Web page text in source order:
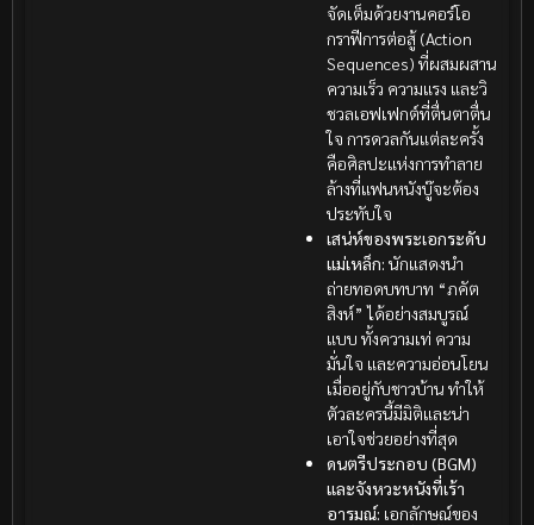
จัดเต็มด้วยงานคอร์โอ
กราฟีการต่อสู้ (Action
Sequences) ที่ผสมผสาน
ความเร็ว ความแรง และวิ
ชวลเอฟเฟกต์ที่ตื่นตาตื่น
ใจ การดวลกันแต่ละครั้ง
คือศิลปะแห่งการทำลาย
ล้างที่แฟนหนังบู๊จะต้อง
ประทับใจ
เสน่ห์ของพระเอกระดับ
แม่เหล็ก: นักแสดงนำ
ถ่ายทอดบทบาท “ภคัต
สิงห์” ได้อย่างสมบูรณ์
แบบ ทั้งความเท่ ความ
มั่นใจ และความอ่อนโยน
เมื่ออยู่กับชาวบ้าน ทำให้
ตัวละครนี้มีมิติและน่า
เอาใจช่วยอย่างที่สุด
ดนตรีประกอบ (BGM)
และจังหวะหนังที่เร้า
อารมณ์: เอกลักษณ์ของ